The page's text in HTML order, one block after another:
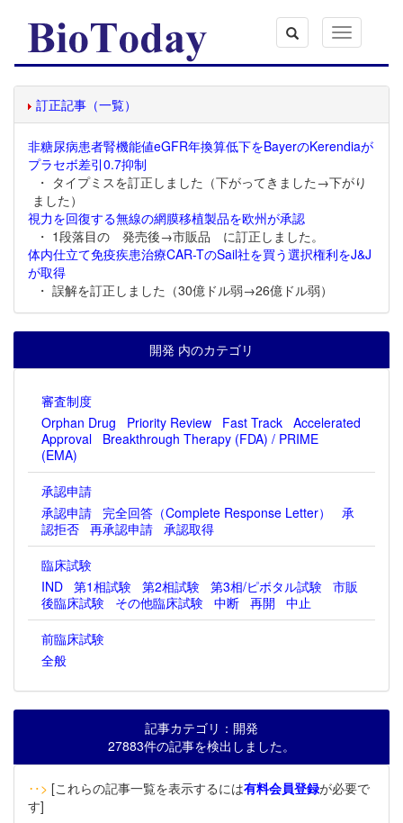
Toggle
navigation
訂正記事（一覧）
非糖尿病患者腎機能値eGFR年換算低下をBayerのKerendiaが
プラセボ差引0.7抑制
・ タイプミスを訂正しました（下がってきました→下がり
ました）
視力を回復する無線の網膜移植製品を欧州が承認
・ 1段落目の 発売後→市販品 に訂正しました。
体内仕立て免疫疾患治療CAR-TのSail社を買う選択権利をJ&J
が取得
・ 誤解を訂正しました（30億ドル弱→26億ドル弱）
開発 内のカテゴリ
審査制度
Orphan Drug
Priority Review Fast Track Accelerated
Approval
Breakthrough Therapy (FDA) / PRIME
(EMA)
承認申請
承認申請
完全回答（Complete Response Letter）
承
認拒否 再承認申請 承認取得
臨床試験
IND 第1相試験 第2相試験 第3相/ピボタル試験 市販
後臨床試験
その他臨床試験 中断 再開
中止
前臨床試験
全般
記事カテゴリ：開発
27883件の記事を検出しました。
‥> [これらの記事一覧を表示するには有料会員登録が必要で
す]